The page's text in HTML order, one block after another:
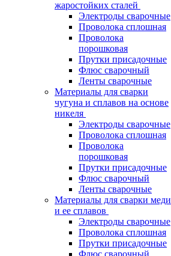
жаростойких сталей
Электроды сварочные
Проволока сплошная
Проволока
порошковая
Прутки присадочные
Флюс сварочный
Ленты сварочные
Материалы для сварки
чугуна и сплавов на основе
никеля
Электроды сварочные
Проволока сплошная
Проволока
порошковая
Прутки присадочные
Флюс сварочный
Ленты сварочные
Материалы для сварки меди
и ее сплавов
Электроды сварочные
Проволока сплошная
Прутки присадочные
Флюс сварочный